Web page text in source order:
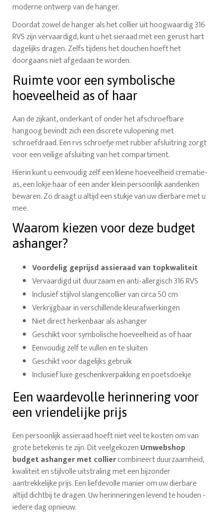
moderne ontwerp van de hanger.
Doordat zowel de hanger als het collier uit hoogwaardig 316
RVS zijn vervaardigd, kunt u het sieraad met een gerust hart
dagelijks dragen. Zelfs tijdens het douchen hoeft het
doorgaans niet afgedaan te worden.
Ruimte voor een symbolische
hoeveelheid as of haar
Aan de zijkant, onderkant of onder het afschroefbare
hangoog bevindt zich een discrete vulopening met
schroefdraad. Een rvs schroefje met rubber afsluitring zorgt
voor een veilige afsluiting van het compartiment.
Hierin kunt u eenvoudig zelf een kleine hoeveelheid crematie-
as, een lokje haar of een ander klein persoonlijk aandenken
bewaren. Zo draagt u altijd een stukje van uw dierbare met u
mee.
Waarom kiezen voor deze budget
ashanger?
Voordelig geprijsd assieraad van topkwaliteit
Vervaardigd uit duurzaam en anti-allergisch 316 RVS
Inclusief stijlvol slangencollier van circa 50 cm
Verkrijgbaar in verschillende kleurafwerkingen
Niet direct herkenbaar als ashanger
Geschikt voor symbolische hoeveelheid as of haar
Eenvoudig zelf te vullen en te sluiten
Geschikt voor dagelijks gebruik
Inclusief luxe geschenkverpakking en poetsdoekje
Een waardevolle herinnering voor
een vriendelijke prijs
Een persoonlijk assieraad hoeft niet veel te kosten om van
grote betekenis te zijn. Dit veelgekozenUrnwebshop
budget ashanger met colliercombineert duurzaamheid,
kwaliteit en stijlvolle uitstraling met een bijzonder
aantrekkelijke prijs. Een liefdevolle manier om uw dierbare
altijd dichtbij te dragen. Uw herinneringen levend te houden -
iedere dag opnieuw.